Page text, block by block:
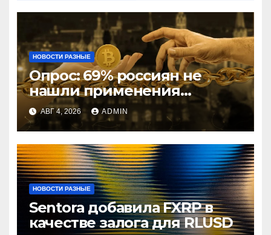
НОВОСТИ РАЗНЫЕ
Опрос: 69% россиян не
нашли применения
криптовалютам
АВГ 4, 2026 ADMIN
НОВОСТИ РАЗНЫЕ
Sentora добавила FXRP в
качестве залога для RLUSD